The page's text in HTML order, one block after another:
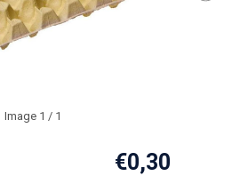
Image 1 / 1
€0,30